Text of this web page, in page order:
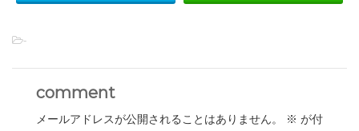
-
comment
メールアドレスが公開されることはありません。 ※ が付